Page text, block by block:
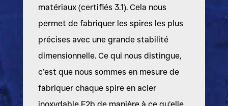
matériaux (certifiés 3.1). Cela nous
permet de fabriquer les spires les plus
précises avec une grande stabilité
dimensionnelle. Ce qui nous distingue,
c’est que nous sommes en mesure de
fabriquer chaque spire en acier